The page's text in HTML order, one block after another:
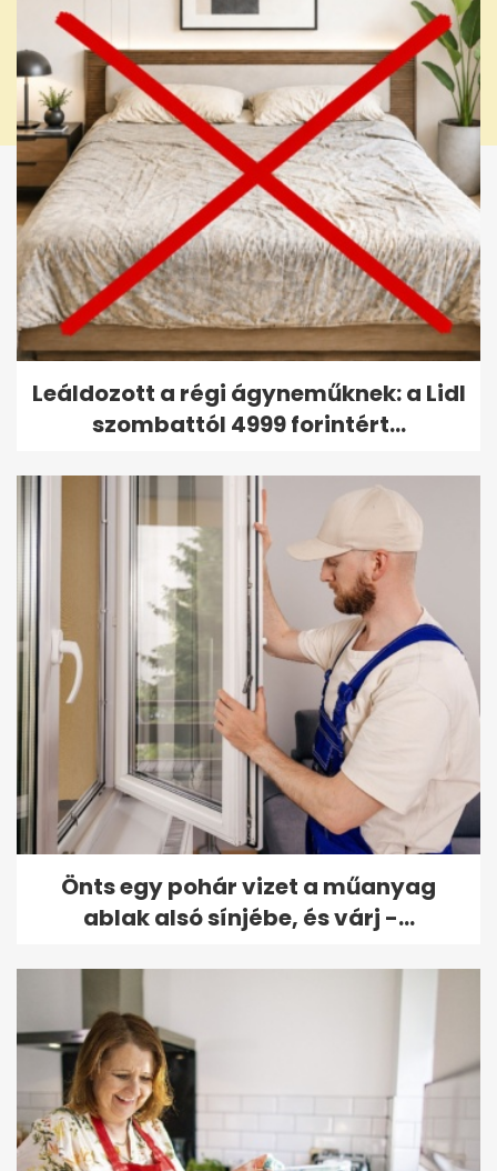
Leáldozott a régi ágyneműknek: a Lidl
szombattól 4999 forintért...
Önts egy pohár vizet a műanyag
ablak alsó sínjébe, és várj -...